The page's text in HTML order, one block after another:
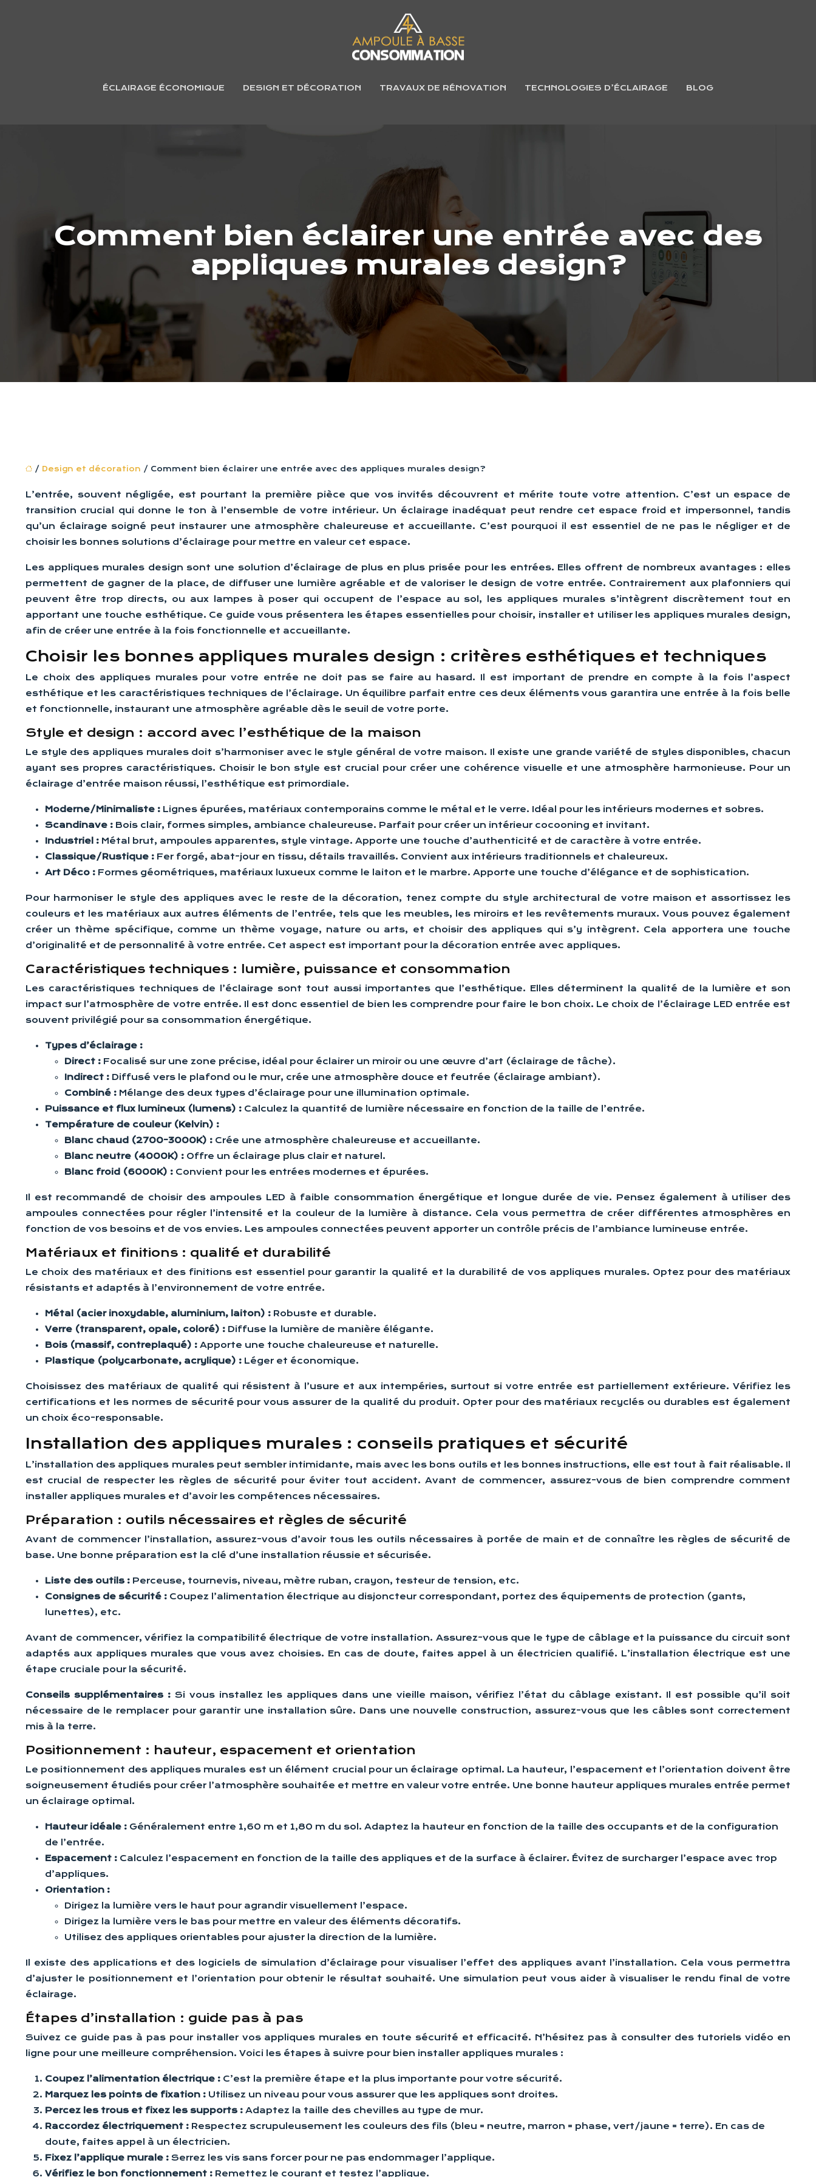
ÉCLAIRAGE ÉCONOMIQUE DESIGN ET DÉCORATION TRAVAUX DE RÉNOVATION TECHNOLOGIES D’ÉCLAIRAGE BLOG
Comment bien éclairer une entrée avec des
appliques murales design?
/ Design et décoration / Comment bien éclairer une entrée avec des appliques murales design?
L’entrée, souvent négligée, est pourtant la première pièce que vos invités découvrent et mérite toute votre attention. C’est un espace de
transition crucial qui donne le ton à l’ensemble de votre intérieur. Un éclairage inadéquat peut rendre cet espace froid et impersonnel, tandis
qu’un éclairage soigné peut instaurer une atmosphère chaleureuse et accueillante. C’est pourquoi il est essentiel de ne pas le négliger et de
choisir les bonnes solutions d’éclairage pour mettre en valeur cet espace.
Les appliques murales design sont une solution d’éclairage de plus en plus prisée pour les entrées. Elles offrent de nombreux avantages : elles
permettent de gagner de la place, de diffuser une lumière agréable et de valoriser le design de votre entrée. Contrairement aux plafonniers qui
peuvent être trop directs, ou aux lampes à poser qui occupent de l’espace au sol, les appliques murales s’intègrent discrètement tout en
apportant une touche esthétique. Ce guide vous présentera les étapes essentielles pour choisir, installer et utiliser les appliques murales design,
afin de créer une entrée à la fois fonctionnelle et accueillante.
Choisir les bonnes appliques murales design : critères esthétiques et techniques
Le choix des appliques murales pour votre entrée ne doit pas se faire au hasard. Il est important de prendre en compte à la fois l’aspect
esthétique et les caractéristiques techniques de l’éclairage. Un équilibre parfait entre ces deux éléments vous garantira une entrée à la fois belle
et fonctionnelle, instaurant une atmosphère agréable dès le seuil de votre porte.
Style et design : accord avec l’esthétique de la maison
Le style des appliques murales doit s’harmoniser avec le style général de votre maison. Il existe une grande variété de styles disponibles, chacun
ayant ses propres caractéristiques. Choisir le bon style est crucial pour créer une cohérence visuelle et une atmosphère harmonieuse. Pour un
éclairage d’entrée maison réussi, l’esthétique est primordiale.
Moderne/Minimaliste : Lignes épurées, matériaux contemporains comme le métal et le verre. Idéal pour les intérieurs modernes et sobres.
Scandinave : Bois clair, formes simples, ambiance chaleureuse. Parfait pour créer un intérieur cocooning et invitant.
Industriel : Métal brut, ampoules apparentes, style vintage. Apporte une touche d’authenticité et de caractère à votre entrée.
Classique/Rustique : Fer forgé, abat-jour en tissu, détails travaillés. Convient aux intérieurs traditionnels et chaleureux.
Art Déco : Formes géométriques, matériaux luxueux comme le laiton et le marbre. Apporte une touche d’élégance et de sophistication.
Pour harmoniser le style des appliques avec le reste de la décoration, tenez compte du style architectural de votre maison et assortissez les
couleurs et les matériaux aux autres éléments de l’entrée, tels que les meubles, les miroirs et les revêtements muraux. Vous pouvez également
créer un thème spécifique, comme un thème voyage, nature ou arts, et choisir des appliques qui s’y intègrent. Cela apportera une touche
d’originalité et de personnalité à votre entrée. Cet aspect est important pour la décoration entrée avec appliques.
Caractéristiques techniques : lumière, puissance et consommation
Les caractéristiques techniques de l’éclairage sont tout aussi importantes que l’esthétique. Elles déterminent la qualité de la lumière et son
impact sur l’atmosphère de votre entrée. Il est donc essentiel de bien les comprendre pour faire le bon choix. Le choix de l’éclairage LED entrée est
souvent privilégié pour sa consommation énergétique.
Types d’éclairage :
Direct : Focalisé sur une zone précise, idéal pour éclairer un miroir ou une œuvre d’art (éclairage de tâche).
Indirect : Diffusé vers le plafond ou le mur, crée une atmosphère douce et feutrée (éclairage ambiant).
Combiné : Mélange des deux types d’éclairage pour une illumination optimale.
Puissance et flux lumineux (lumens) : Calculez la quantité de lumière nécessaire en fonction de la taille de l’entrée.
Température de couleur (Kelvin) :
Blanc chaud (2700-3000K) : Crée une atmosphère chaleureuse et accueillante.
Blanc neutre (4000K) : Offre un éclairage plus clair et naturel.
Blanc froid (6000K) : Convient pour les entrées modernes et épurées.
Il est recommandé de choisir des ampoules LED à faible consommation énergétique et longue durée de vie. Pensez également à utiliser des
ampoules connectées pour régler l’intensité et la couleur de la lumière à distance. Cela vous permettra de créer différentes atmosphères en
fonction de vos besoins et de vos envies. Les ampoules connectées peuvent apporter un contrôle précis de l’ambiance lumineuse entrée.
Matériaux et finitions : qualité et durabilité
Le choix des matériaux et des finitions est essentiel pour garantir la qualité et la durabilité de vos appliques murales. Optez pour des matériaux
résistants et adaptés à l’environnement de votre entrée.
Métal (acier inoxydable, aluminium, laiton) : Robuste et durable.
Verre (transparent, opale, coloré) : Diffuse la lumière de manière élégante.
Bois (massif, contreplaqué) : Apporte une touche chaleureuse et naturelle.
Plastique (polycarbonate, acrylique) : Léger et économique.
Choisissez des matériaux de qualité qui résistent à l’usure et aux intempéries, surtout si votre entrée est partiellement extérieure. Vérifiez les
certifications et les normes de sécurité pour vous assurer de la qualité du produit. Opter pour des matériaux recyclés ou durables est également
un choix éco-responsable.
Installation des appliques murales : conseils pratiques et sécurité
L’installation des appliques murales peut sembler intimidante, mais avec les bons outils et les bonnes instructions, elle est tout à fait réalisable. Il
est crucial de respecter les règles de sécurité pour éviter tout accident. Avant de commencer, assurez-vous de bien comprendre comment
installer appliques murales et d’avoir les compétences nécessaires.
Préparation : outils nécessaires et règles de sécurité
Avant de commencer l’installation, assurez-vous d’avoir tous les outils nécessaires à portée de main et de connaître les règles de sécurité de
base. Une bonne préparation est la clé d’une installation réussie et sécurisée.
Liste des outils : Perceuse, tournevis, niveau, mètre ruban, crayon, testeur de tension, etc.
Consignes de sécurité : Coupez l’alimentation électrique au disjoncteur correspondant, portez des équipements de protection (gants,
lunettes), etc.
Avant de commencer, vérifiez la compatibilité électrique de votre installation. Assurez-vous que le type de câblage et la puissance du circuit sont
adaptés aux appliques murales que vous avez choisies. En cas de doute, faites appel à un électricien qualifié. L’installation électrique est une
étape cruciale pour la sécurité.
Conseils supplémentaires : Si vous installez les appliques dans une vieille maison, vérifiez l’état du câblage existant. Il est possible qu’il soit
nécessaire de le remplacer pour garantir une installation sûre. Dans une nouvelle construction, assurez-vous que les câbles sont correctement
mis à la terre.
Positionnement : hauteur, espacement et orientation
Le positionnement des appliques murales est un élément crucial pour un éclairage optimal. La hauteur, l’espacement et l’orientation doivent être
soigneusement étudiés pour créer l’atmosphère souhaitée et mettre en valeur votre entrée. Une bonne hauteur appliques murales entrée permet
un éclairage optimal.
Hauteur idéale : Généralement entre 1,60 m et 1,80 m du sol. Adaptez la hauteur en fonction de la taille des occupants et de la configuration
de l’entrée.
Espacement : Calculez l’espacement en fonction de la taille des appliques et de la surface à éclairer. Évitez de surcharger l’espace avec trop
d’appliques.
Orientation :
Dirigez la lumière vers le haut pour agrandir visuellement l’espace.
Dirigez la lumière vers le bas pour mettre en valeur des éléments décoratifs.
Utilisez des appliques orientables pour ajuster la direction de la lumière.
Il existe des applications et des logiciels de simulation d’éclairage pour visualiser l’effet des appliques avant l’installation. Cela vous permettra
d’ajuster le positionnement et l’orientation pour obtenir le résultat souhaité. Une simulation peut vous aider à visualiser le rendu final de votre
éclairage.
Étapes d’installation : guide pas à pas
Suivez ce guide pas à pas pour installer vos appliques murales en toute sécurité et efficacité. N’hésitez pas à consulter des tutoriels vidéo en
ligne pour une meilleure compréhension. Voici les étapes à suivre pour bien installer appliques murales :
Coupez l’alimentation électrique : C’est la première étape et la plus importante pour votre sécurité.
Marquez les points de fixation : Utilisez un niveau pour vous assurer que les appliques sont droites.
Percez les trous et fixez les supports : Adaptez la taille des chevilles au type de mur.
Raccordez électriquement : Respectez scrupuleusement les couleurs des fils (bleu = neutre, marron = phase, vert/jaune = terre). En cas de
doute, faites appel à un électricien.
Fixez l’applique murale : Serrez les vis sans forcer pour ne pas endommager l’applique.
Vérifiez le bon fonctionnement : Remettez le courant et testez l’applique.